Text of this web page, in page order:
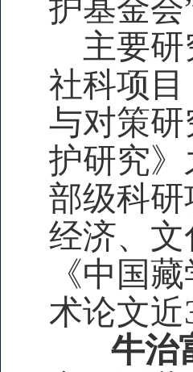
护基金会
主要
社科项
与对策
护研究
部级科
经济、
《中国
术论文近
牛治